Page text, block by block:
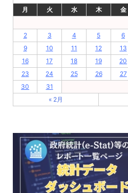
月
火 水 木 金
2
3 4 5 6
9
10 11 12 13
16
17 18 19 20
23
24 25 26 27
30
31
« 2月